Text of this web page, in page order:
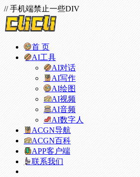
// 手机端禁止一些DIV
首 页
AI工具
AI对话
AI写作
AI绘图
AI视频
AI音频
AI数字人
ACGN导航
ACGN百科
APP客户端
联系我们